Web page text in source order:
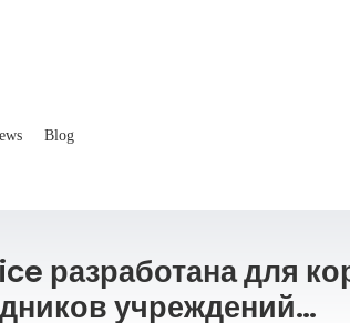
Blog
разработана для
учреждений…